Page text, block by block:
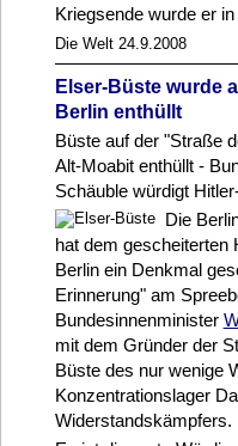
Kriegsende wurde er
Die Welt 24.9.2008
Elser-Büste wurde
Berlin enthüllt
Büste auf der "Straße
Alt-Moabit enthüllt -
Schäuble würdigt
Die
hat dem gescheiterten
Berlin ein Denkmal
Erinnerung" am
Bundesinnenminister
mit dem Gründer der
Büste des nur wenige
Konzentrationslager
Widerstandskämpfers.